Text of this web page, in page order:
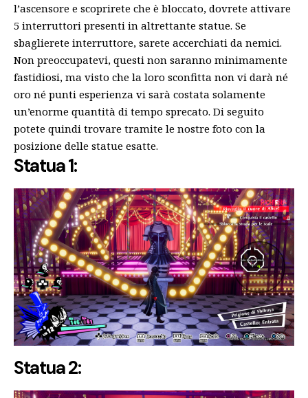
l’ascensore e scoprirete che è bloccato, dovrete attivare
5 interruttori presenti in altrettante statue. Se
sbaglierete interruttore, sarete accerchiati da nemici.
Non preoccupatevi, questi non saranno minimamente
fastidiosi, ma visto che la loro sconfitta non vi darà né
oro né punti esperienza vi sarà costata solamente
un’enorme quantità di tempo sprecato. Di seguito
potete quindi trovare tramite le nostre foto con la
posizione delle statue esatte.
Statua 1:
Statua 2: